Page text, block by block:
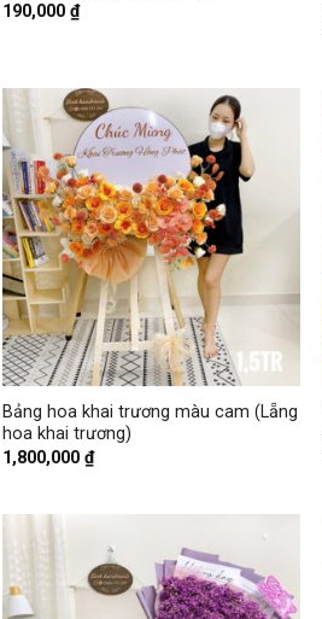
190,000 ₫
+
Bảng hoa khai trương màu cam (Lẵng
hoa khai trương)
1,800,000 ₫